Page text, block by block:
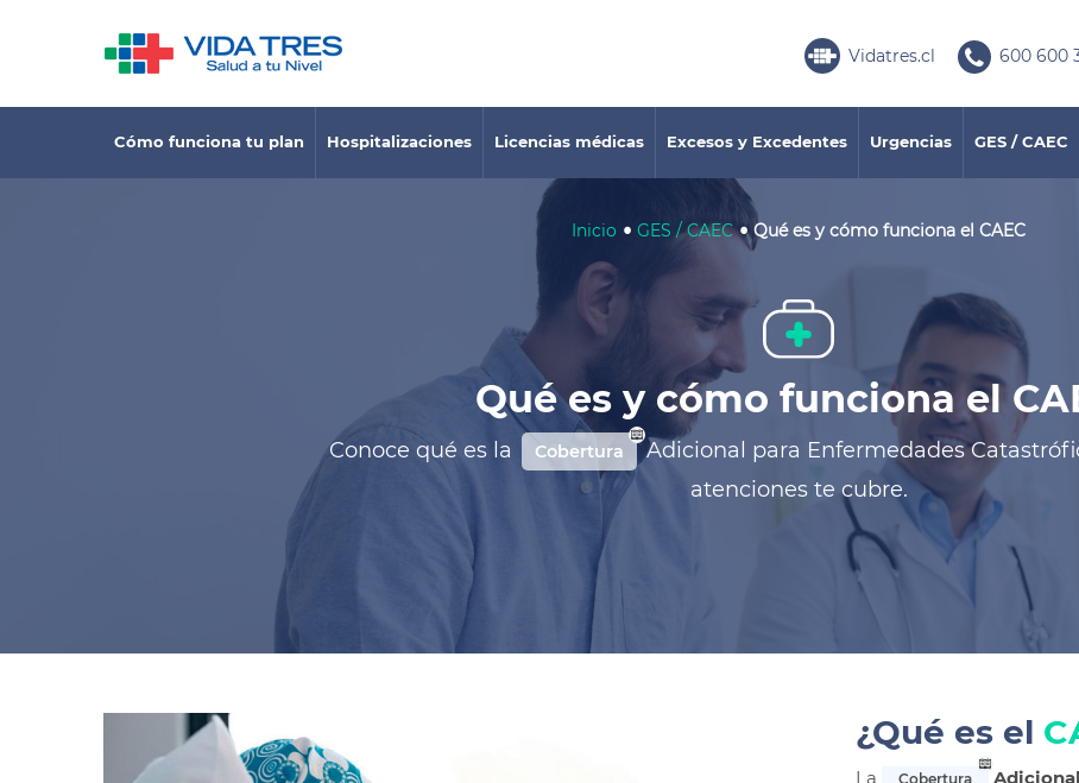
Vidatres.cl 600 600
Cómo funciona tu plan Hospitalizaciones Licencias médicas Excesos y Excedentes Urgencias GES / CAEC
Inicio • GES / CAEC • Qué es y cómo funciona el CAEC
Qué es y cómo funciona el
Conoce qué es la Cobertura
Adicional para Enfermedades
atenciones te cubre.
¿Qué es el
La Cobertura